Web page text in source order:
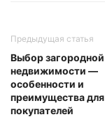
Предыдущая статья
Выбор загородной
недвижимости —
особенности и
преимущества для
покупателей